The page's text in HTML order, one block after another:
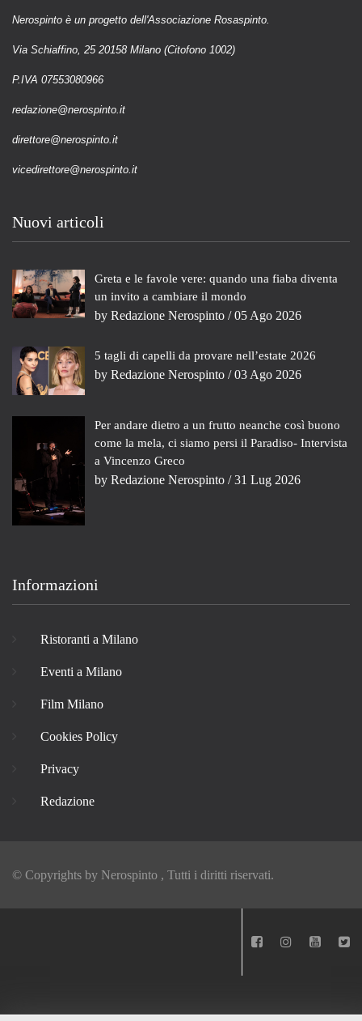
Nerospinto è un progetto dell'Associazione Rosaspinto.
Via Schiaffino, 25 20158 Milano (Citofono 1002)
P.IVA 07553080966
redazione@nerospinto.it
direttore@nerospinto.it
vicedirettore@nerospinto.it
Nuovi articoli
Greta e le favole vere: quando una fiaba diventa
un invito a cambiare il mondo
by Redazione Nerospinto / 05 Ago 2026
5 tagli di capelli da provare nell’estate 2026
by Redazione Nerospinto / 03 Ago 2026
Per andare dietro a un frutto neanche così buono
come la mela, ci siamo persi il Paradiso- Intervista
a Vincenzo Greco
by Redazione Nerospinto / 31 Lug 2026
Informazioni
Ristoranti a Milano
Eventi a Milano
Film Milano
Cookies Policy
Privacy
Redazione
© Copyrights by Nerospinto , Tutti i diritti riservati.